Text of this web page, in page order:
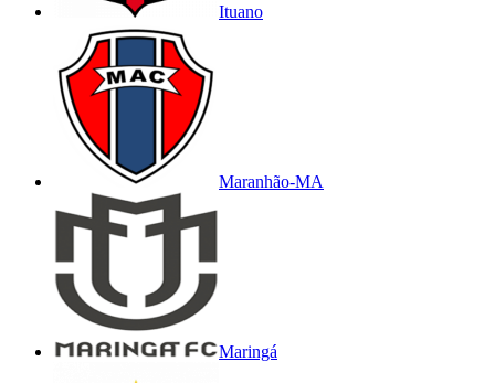
Ituano
Maranhão-MA
Maringá